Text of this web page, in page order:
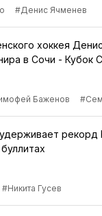
#Денис Ячменев
хоккея
в Сочи - Кубок
Баженов
рекорд
#Никита Гусев